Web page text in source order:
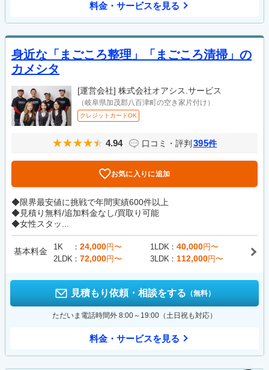
料金・サービスを見る
身近な「まごころ整理」「まごころ清掃」の
カメシタ
[運営会社] 株式会社オアシス.サービス
（岐阜県加茂郡八百津町の空き家片付け）
クレジットカードOK
4.94 口コミ・評判 395件
お気に入りに追加
◆限界最安値に挑戦で年間実績600件以上
◆見積り無料/追加料金なし/買取り可能
◆女性スタッ...
基本料金 1K 24,000円〜 1LDK 40,000円〜
2LDK
72,000円〜 3LDK 112,000円〜
見積もり依頼・相談をする （無料）
ただいま電話時間外 8:00～19:00（土日祝も対応）
料金・サービスを見る